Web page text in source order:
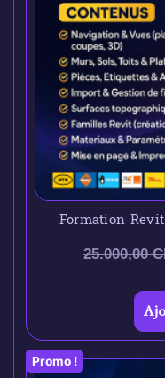
Formation
25.000,00
Promo !